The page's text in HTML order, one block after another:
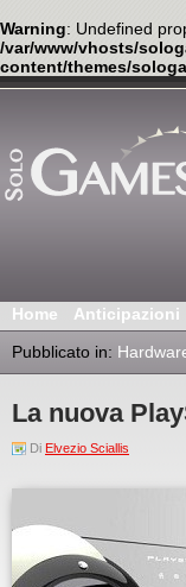
Warning: Undefined
/var/www/vhosts/
content/themes/
Home Anticipazioni
Pubblicato in:
La nuova
Di Elvezio Sciallis